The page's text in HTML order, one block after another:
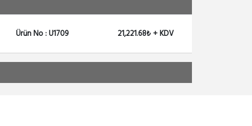
Ürün No : U1709 21,221.68₺ + KDV